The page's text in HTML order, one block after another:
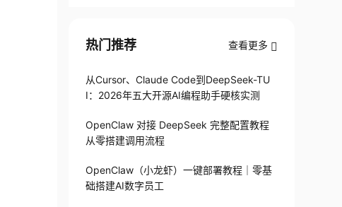
热门推荐 查看更多
从Cursor、Claude Code到DeepSeek-TU
I：2026年五大开源AI编程助手硬核实测
OpenClaw 对接 DeepSeek 完整配置教程
从零搭建调用流程
OpenClaw（小龙虾）一键部署教程｜零基
础搭建AI数字员工